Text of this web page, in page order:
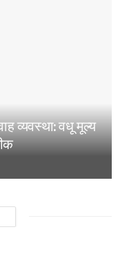
व्यवस्था: वधू मूल्य